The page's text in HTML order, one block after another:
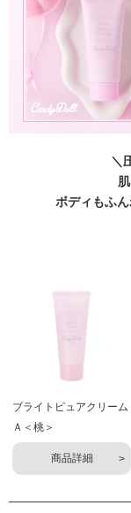
＼
ボディもふ
ブライトピュアクリーム
Ａ＜桃＞
商品詳細